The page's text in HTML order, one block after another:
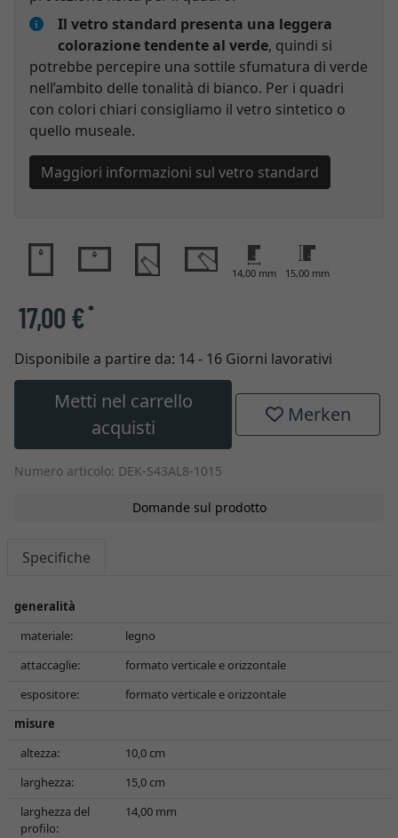
Il vetro standard presenta una leggera
colorazione tendente al verde, quindi si
potrebbe percepire una sottile sfumatura di verde
nell’ambito delle tonalità di bianco. Per i quadri
con colori chiari consigliamo il vetro sintetico o
quello museale.
Maggiori informazioni sul vetro standard
14,00 mm 15,00 mm
17,00 €*
Disponibile a partire da: 14 - 16 Giorni lavorativi
Metti nel carrello
acquisti
Merken
Numero articolo: DEK-S43AL8-1015
Domande sul prodotto
Specifiche
generalità
materiale:
legno
attaccaglie:
formato verticale e orizzontale
espositore:
formato verticale e orizzontale
misure
altezza:
10,0 cm
larghezza:
15,0 cm
larghezza del
profilo:
14,00 mm